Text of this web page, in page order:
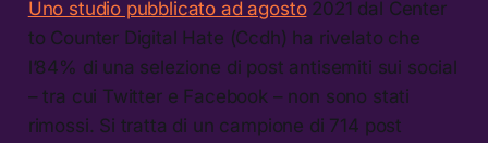
Uno studio pubblicato ad agosto2021 dal Center
to Counter Digital Hate (Ccdh) ha rivelato che
l’84% di una selezione di post antisemiti sui social
– tra cui Twitter e Facebook – non sono stati
rimossi. Si tratta di un campione di 714 post